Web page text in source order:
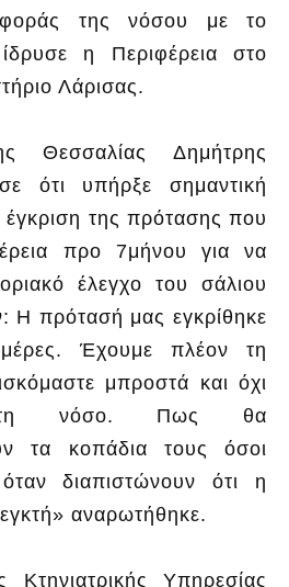
της νόσου με το
η Περιφέρεια στο
Λάρισας.
Θεσσαλίας Δημήτρης
ότι υπήρξε σημαντική
της πρότασης που
προ 7μήνου για να
έλεγχο του σάλιου
Η πρότασή μας εγκρίθηκε
Έχουμε πλέον τη
μπροστά και όχι
νόσο. Πως θα
τα κοπάδια τους όσοι
διαπιστώνουν ότι η
αναρωτήθηκε.
Υπηρεσίας